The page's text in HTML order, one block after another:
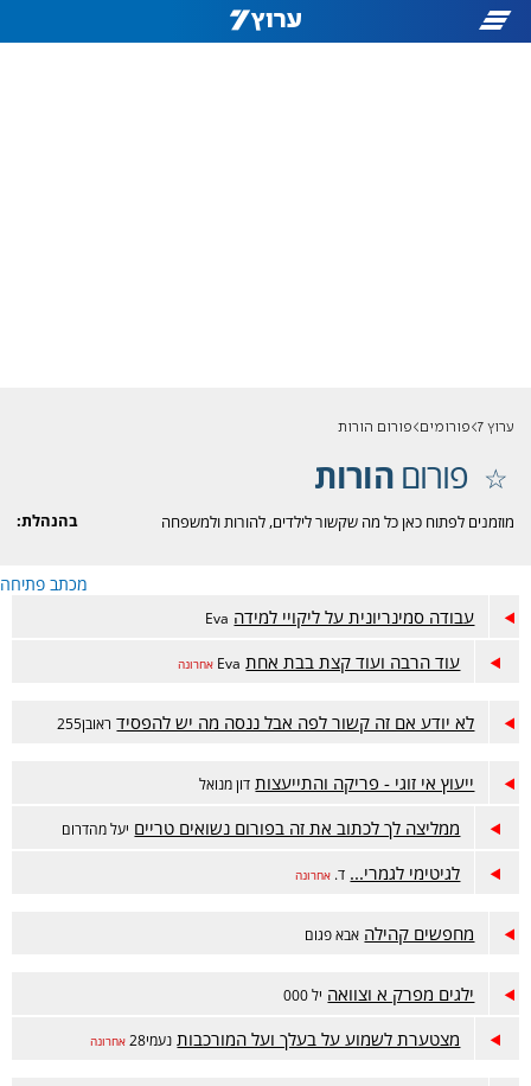
ערוץ 7 פורומים פורום הורות
פורוםהורות
בהנהלת: מוזמנים לפתוח כאן כל מה שקשור לילדים, להורות ולמשפחה
מכתב פתיחה
עבודה סמינריונית על ליקויי למידה Eva
עוד הרבה ועוד קצת בבת אחת Eva אחרונה
לא יודע אם זה קשור לפה אבל ננסה מה יש להפסיד ראובן255
ייעוץ אי זוגי - פריקה והתייעצות דון מנואל
ממליצה לך לכתוב את זה בפורום נשואים טריים יעל מהדרום
לגיטימי לגמרי... ד. אחרונה
מחפשים קהילה אבא פגום
ילגים מפרק א וצוואה יל 000
מצטערת לשמוע על בעלך ועל המורכבות נעמי28 אחרונה